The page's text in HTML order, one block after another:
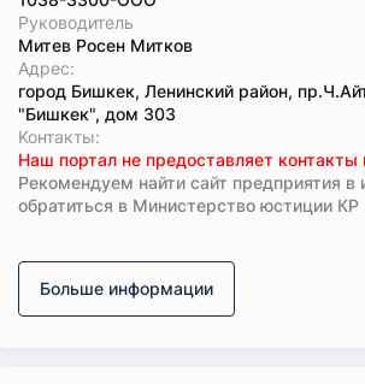
Руководитель
Митев Росен Митков
Адрес:
город Бишкек, Ленинский район,
"Бишкек", дом 303
Koнтaкты:
Наш портал не предоставляет контакты
Рекомендуем найти сайт предприятия в
обратиться в Министерство юстиции КР
Больше информации